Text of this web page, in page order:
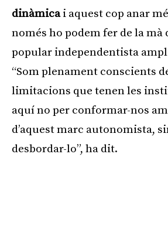
dinàmicai aquest cop anar
només ho podem fer de la mà
popular independentista
“Som plenament conscients
limitacions que tenen les
aquí no per conformar-nos
d’aquest marc autonomista,
desbordar-lo”, ha dit.